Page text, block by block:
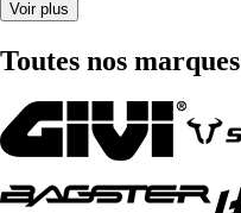
Voir plus
Toutes nos marques